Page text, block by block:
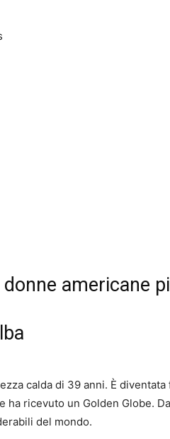
americane
calda di 39 anni. È
ha ricevuto un Golden Globe.
del mondo.